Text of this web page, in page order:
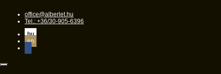
office@alberlet.hu
Tel.: +36/30-905-6396
hu
en
Toggle